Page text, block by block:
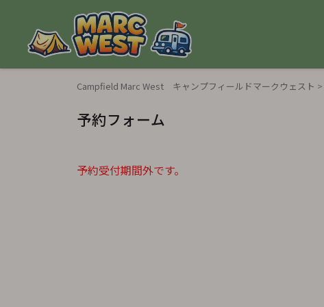
Campfield Marc West キャンプフィールドマークウェスト >
予約フォーム
予約受付期間外です。